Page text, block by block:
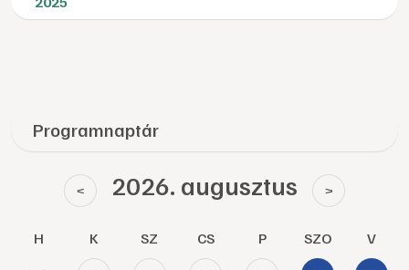
Programnaptár
< 2026. augusztus >
H K SZ CS P SZO V